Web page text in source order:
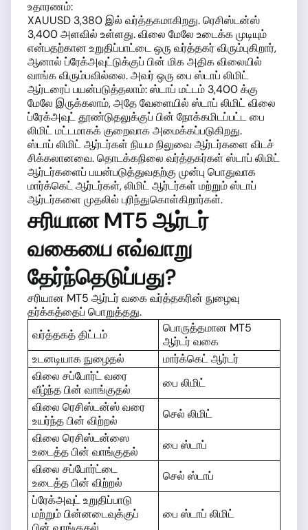
உதாரணம்:
XAUUSD 3,380 இல் வர்த்தகமாகிறது. ரெசிஸ்டன்ஸ்
3,400 அளவில் உள்ளது. விலை மேலே உடைக்க முடியும்
என்பதற்கான உறுதிப்பாட்டை ஒரு வர்த்தகர் விரும்புகிறார்,
ஆனால் ப்ரேக்அவுட்டுக்குப் பின் மிக அதிக விலையில்
வாங்க விரும்பவில்லை. அவர் ஒரு பை ஸ்டாப் லிமிட்
ஆர்டரைப் பயன்படுத்தலாம்: ஸ்டாப் மட்டம் 3,400 க்கு
மேலே இருக்கலாம், அதே வேளையில் ஸ்டாப் லிமிட் விலை
ப்ரேக்அவுட் தூண்டுதலுக்குப் பின் நோக்கமிடப்பட்ட பை
லிமிட் மட்டமாகக் குறைவாக அமைக்கப்படுகிறது.
ஸ்டாப் லிமிட் ஆர்டர்கள் நியம நிலுவை ஆர்டர்களை விடச்
சிக்கலானவை. தொடக்கநிலை வர்த்தகர்கள் ஸ்டாப் லிமிட்
ஆர்டர்களைப் பயன்படுத்துவதற்கு முன்பு பொதுவாக
மார்க்கெட் ஆர்டர்கள், லிமிட் ஆர்டர்கள் மற்றும் ஸ்டாப்
ஆர்டர்களை முதலில் புரிந்துகொள்கிறார்கள்.
சரியான MT5 ஆர்டர்
வகையை எவ்வாறு
தேர்ந்தெடுப்பது?
சரியான MT5 ஆர்டர் வகை வர்த்தகரின் நுழைவு
தர்க்கத்தைப் பொறுத்தது.
வர்த்தகத் திட்டம்
பொருத்தமான MT5
ஆர்டர் வகை
உடனடியாக நுழைதல்
மார்க்கெட் ஆர்டர்
விலை சப்போர்ட் வரை
வீழ்ந்த பின் வாங்குதல்
பை லிமிட்
விலை ரெசிஸ்டன்ஸ் வரை
உயர்ந்த பின் விற்றல்
செல் லிமிட்
விலை ரெசிஸ்டன்ஸை
உடைத்த பின் வாங்குதல்
பை ஸ்டாப்
விலை சப்போர்ட்டை
உடைத்த பின் விற்றல்
செல் ஸ்டாப்
ப்ரேக்அவுட் உறுதிப்பாடு
மற்றும் பின்னடைவுக்குப்
பை ஸ்டாப் லிமிட்